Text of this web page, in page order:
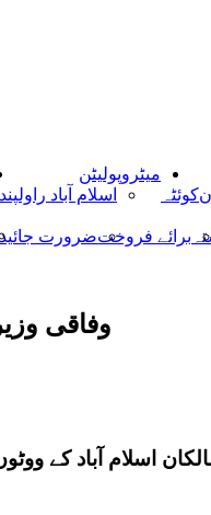
کوئٹہ
میٹروپولیٹن
اسلام آباد
برائے فروختضرورت
وفاقی
اسلام آباد کے